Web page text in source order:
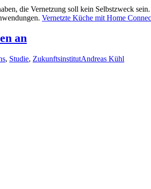
die Vernetzung soll kein Selbstzweck
Vernetzte Küche mit Home
an
, Studie, ZukunftsinstitutAndreas Kühl